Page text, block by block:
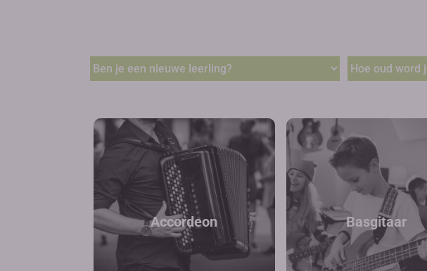
Accordeon Basgitaar